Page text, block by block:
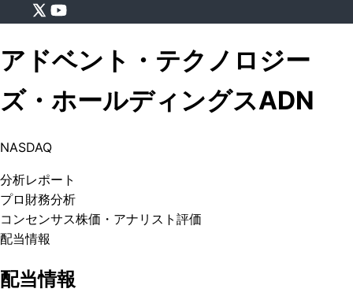
アドベント・テクノロジー
ズ・ホールディングスADN
NASDAQ
分析レポート
プロ 財務分析
コンセンサス株価 ・アナリスト評価
配当情報
配当情報